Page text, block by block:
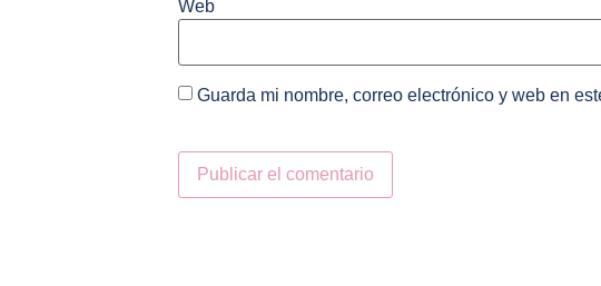
Web
Guarda mi nombre, correo electrónico y web en